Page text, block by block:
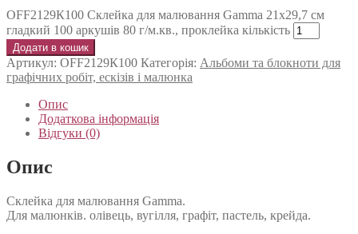
OFF2129К100 Склейка для малювання Gamma 21х29,7 см
гладкий 100 аркушів 80 г/м.кв., проклейка кількість
Додати в кошик
Артикул: OFF2129К100 Категорія: Альбоми та блокноти для
графічних робіт, ескізів і малюнка
Опис
Додаткова інформація
Відгуки (0)
Опис
Склейка для малювання Gamma.
Для малюнків. олівець, вугілля, графіт, пастель, крейда.